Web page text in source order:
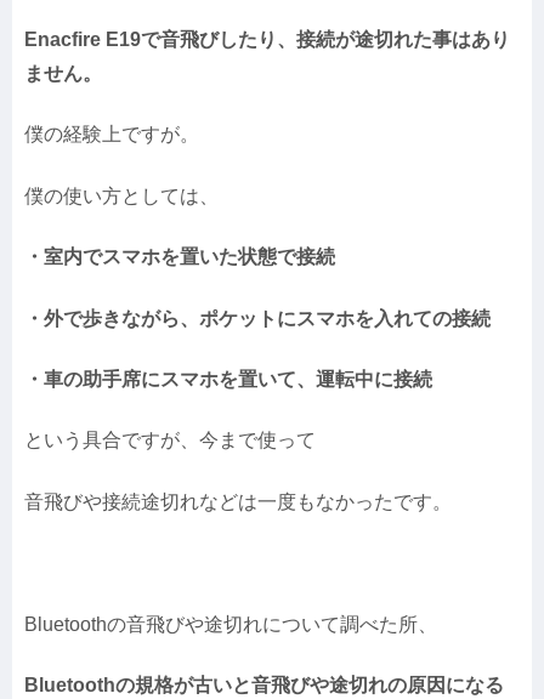
Enacfire E19で音飛びしたり、接続が途切れた事はあり
ません。
僕の経験上ですが。
僕の使い方としては、
・室内でスマホを置いた状態で接続
・外で歩きながら、ポケットにスマホを入れての接続
・車の助手席にスマホを置いて、運転中に接続
という具合ですが、今まで使って
音飛びや接続途切れなどは一度もなかったです。
Bluetoothの音飛びや途切れについて調べた所、
Bluetoothの規格が古いと音飛びや途切れの原因になる